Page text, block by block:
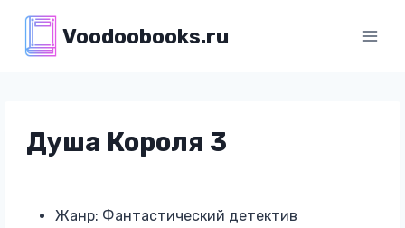
содержимому
Voodoobooks.ru
Душа Короля 3
Жанр: Фантастический детектив